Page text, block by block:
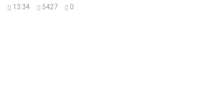
13:34 5427 0